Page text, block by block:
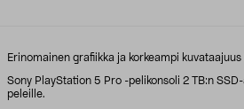
Erinomainen grafiikka ja korkeampi
Sony PlayStation 5 Pro -pelikonsoli 2 TB:n
peleille.